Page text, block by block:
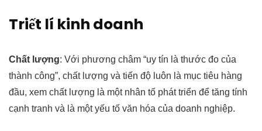
Triết lí kinh doanh
Chất lượng: Với phương châm “uy tín là thước đo của
thành công”, chất lượng và tiến độ luôn là mục tiêu hàng
đầu, xem chất lượng là một nhân tố phát triển để tăng tính
cạnh tranh và là một yếu tố văn hóa của doanh nghiệp.